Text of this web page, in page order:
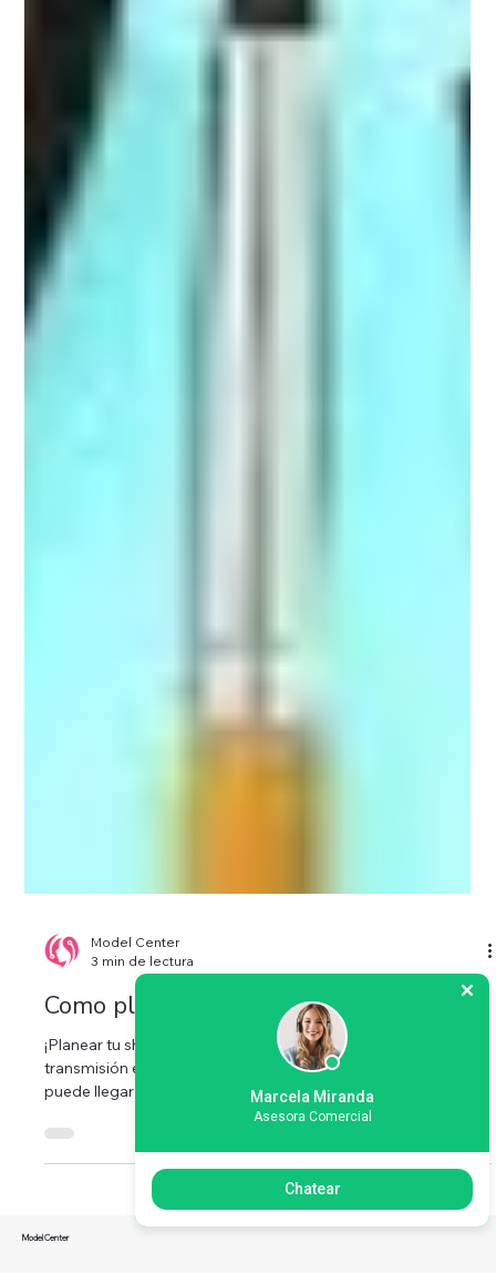
3 min de lectura
Como planear tus Show en 7 Paso
¡Planear tu show es el paso mas importante antes de iniciar tu
transmisión en la web! Si eres modelo sabes lo difícil que
puede llegar a...
Marcela Miranda
Asesora Comercial
Chatear